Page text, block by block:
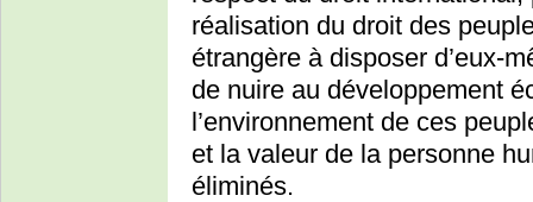
réalisation du droit des
étrangère à disposer d’eux-
de nuire au développement
l’environnement de ces
et la valeur de la personne
éliminés.